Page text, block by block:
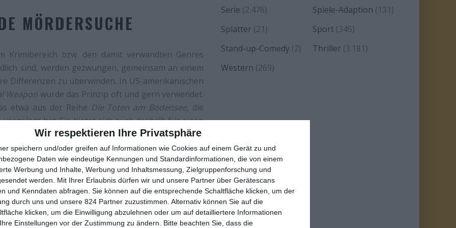
Wir respektieren Ihre Privatsphäre
speichern und/oder greifen auf Informationen wie Cookies auf einem Gerät zu und
Daten wie eindeutige Kennungen und Standardinformationen, die von einem
Werbung und Inhalte, Werbung und Inhaltsmessung, Zielgruppenforschung und
werden.
Mit Ihrer Erlaubnis dürfen wir und unsere Partner über Gerätescans
und Kenndaten abfragen. Sie können auf die entsprechende Schaltfläche klicken, um der
durch uns und unsere 824 Partner zuzustimmen. Alternativ können Sie auf die
klicken, um die Einwilligung abzulehnen oder um auf detailliertere Informationen
Einstellungen vor der Zustimmung zu ändern.
Bitte beachten Sie, dass die
MÖRDERSUCHE
bzw. den damit verwandten Genres
sind, werden gezwungen, gemeinsam an einem
Differenzen zu überwinden. In US-amerikanischen
Weapon wurde das Prinzip oft und gern verwendet.
etwa aus der Reihe Die Toten am Bodensee, die
hat. Sie bietet sich auch deshalb für einen
beiden Fällen grenzüberschreitend ermittelt wird.
Polizei, die gemeinsame Sache machen
Ermittelnde zusammen.
Produktion aber nicht. Da gibt es zwar
Das war es mehr oder weniger aber auch schon.
gilt, gibt es keine unvereinbaren
Das mag man als nicht genutztes Potenzial
Serie (2.476) Spiele-Adaption (131)
Splatter (21) Sport(345)
Stand-up-Comedy (2) Thriller(3.181)
Western (269)